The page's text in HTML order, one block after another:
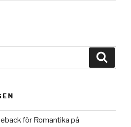
för Romantika på